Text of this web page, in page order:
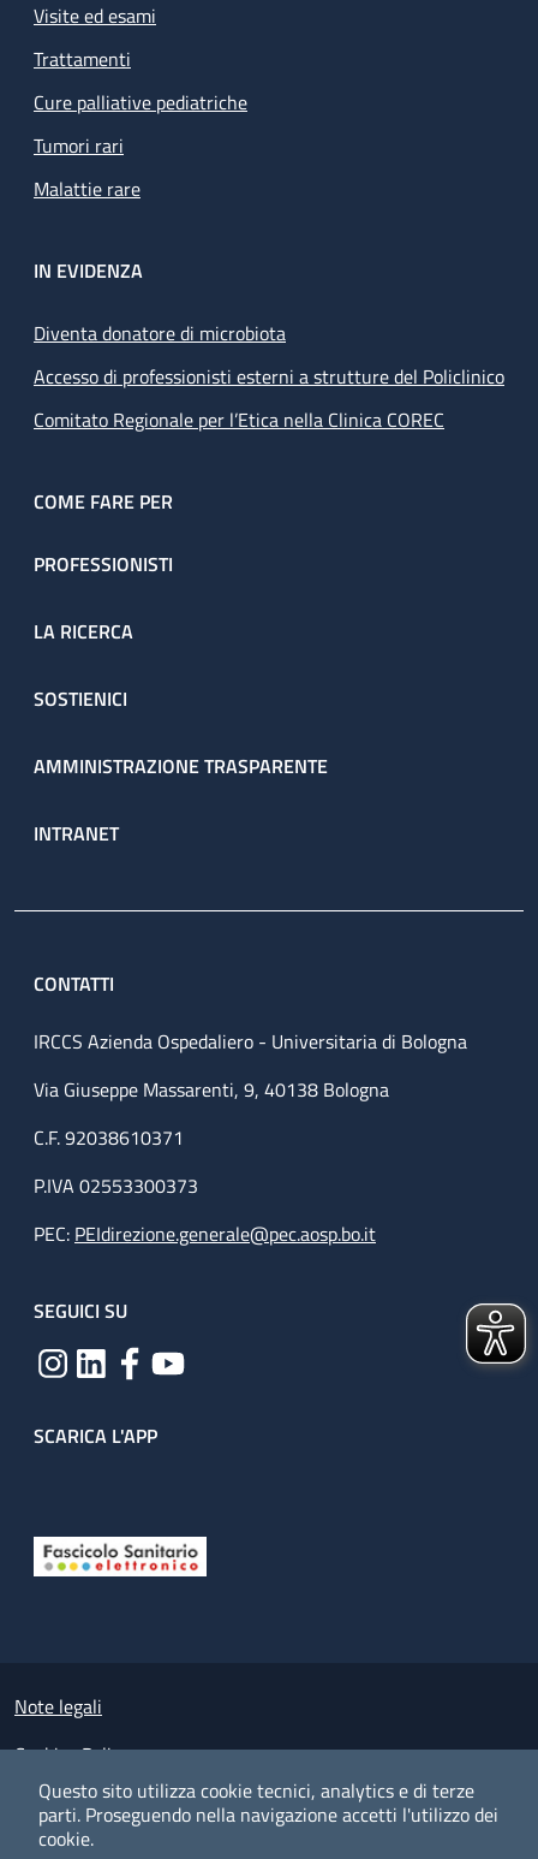
Questo sito utilizza cookie tecnici, analytics e di terze
parti. Proseguendo nella navigazione accetti l'utilizzo dei
cookie.
Visite ed esami
Trattamenti
Cure palliative pediatriche
Tumori rari
Malattie rare
IN EVIDENZA
Diventa donatore di microbiota
Accesso di professionisti esterni a strutture del Policlinico
Comitato Regionale per l’Etica nella Clinica COREC
COME FARE PER
PROFESSIONISTI
LA RICERCA
SOSTIENICI
AMMINISTRAZIONE TRASPARENTE
INTRANET
CONTATTI
IRCCS Azienda Ospedaliero - Universitaria di Bologna
Via Giuseppe Massarenti, 9, 40138 Bologna
C.F. 92038610371
P.IVA 02553300373
PEC: PEIdirezione.generale@pec.aosp.bo.it
SEGUICI SU
SCARICA L'APP
Small prints
Note legali
Cookies Policy
Policy privacy e protezione del dato personale
Albo pretorio on-line